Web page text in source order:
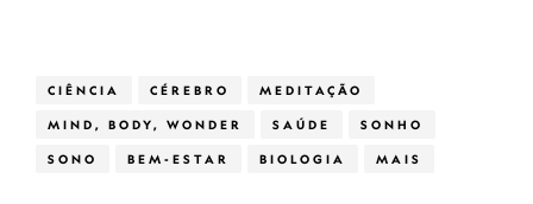
CIÊNCIA CÉREBRO MEDITAÇÃO
MIND, BODY, WONDER SAÚDE SONHO
SONO BEM-ESTAR BIOLOGIA MAIS